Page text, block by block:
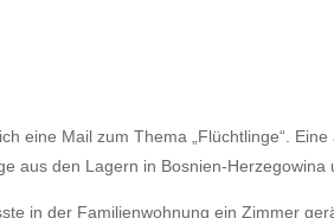
eine Mail zum Thema „Flüchtlinge“.
aus den Lagern in Bosnien-
in der Familienwohnung ein Zimmer